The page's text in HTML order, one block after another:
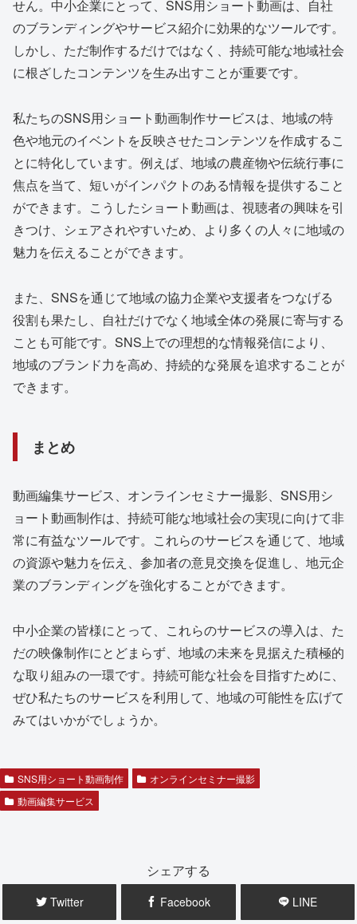
せん。中小企業にとって、SNS用ショート動画は、自社
のブランディングやサービス紹介に効果的なツールです。
しかし、ただ制作するだけではなく、持続可能な地域社会
に根ざしたコンテンツを生み出すことが重要です。
私たちのSNS用ショート動画制作サービスは、地域の特
色や地元のイベントを反映させたコンテンツを作成するこ
とに特化しています。例えば、地域の農産物や伝統行事に
焦点を当て、短いがインパクトのある情報を提供すること
ができます。こうしたショート動画は、視聴者の興味を引
きつけ、シェアされやすいため、より多くの人々に地域の
魅力を伝えることができます。
また、SNSを通じて地域の協力企業や支援者をつなげる
役割も果たし、自社だけでなく地域全体の発展に寄与する
ことも可能です。SNS上での理想的な情報発信により、
地域のブランド力を高め、持続的な発展を追求することが
できます。
まとめ
動画編集サービス、オンラインセミナー撮影、SNS用シ
ョート動画制作は、持続可能な地域社会の実現に向けて非
常に有益なツールです。これらのサービスを通じて、地域
の資源や魅力を伝え、参加者の意見交換を促進し、地元企
業のブランディングを強化することができます。
中小企業の皆様にとって、これらのサービスの導入は、た
だの映像制作にとどまらず、地域の未来を見据えた積極的
な取り組みの一環です。持続可能な社会を目指すために、
ぜひ私たちのサービスを利用して、地域の可能性を広げて
みてはいかがでしょうか。
SNS用ショート動画制作
オンラインセミナー撮影
動画編集サービス
シェアする
Twitter Facebook LINE